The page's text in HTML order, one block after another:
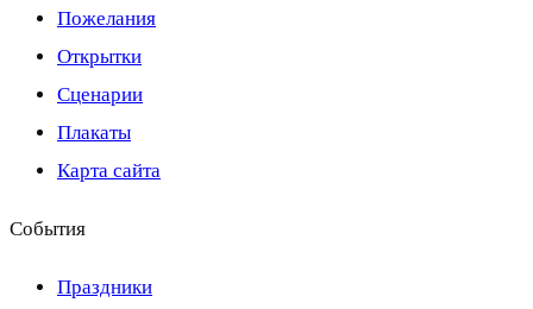
Пожелания
Открытки
Сценарии
Плакаты
Карта сайта
События
Праздники